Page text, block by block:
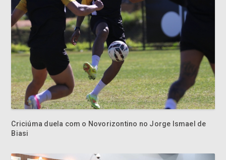
Criciúma duela com o Novorizontino no Jorge Ismael de
Biasi